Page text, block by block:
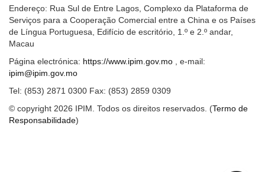
Endereço: Rua Sul de Entre Lagos, Complexo da Plataforma de
Serviços para a Cooperação Comercial entre a China e os Países
de Língua Portuguesa, Edifício de escritório, 1.º e 2.º andar,
Macau
Página electrónica: https://www.ipim.gov.mo , e-mail:
ipim@ipim.gov.mo
Tel: (853) 2871 0300 Fax: (853) 2859 0309
© copyright 2026 IPIM. Todos os direitos reservados. (Termo de
Responsabilidade)